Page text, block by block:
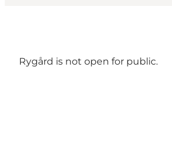
Rygård is not open for public.